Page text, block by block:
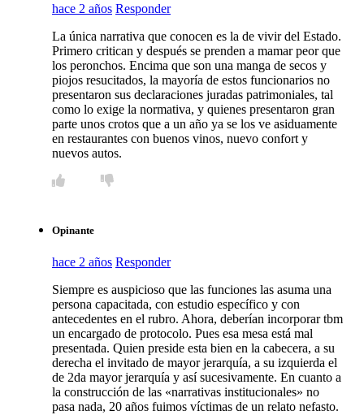
hace 2 años Responder
La única narrativa que conocen es la de vivir del Estado.
Primero critican y después se prenden a mamar peor que
los peronchos. Encima que son una manga de secos y
piojos resucitados, la mayoría de estos funcionarios no
presentaron sus declaraciones juradas patrimoniales, tal
como lo exige la normativa, y quienes presentaron gran
parte unos crotos que a un año ya se los ve asiduamente
en restaurantes con buenos vinos, nuevo confort y
nuevos autos.
Opinante
hace 2 años Responder
Siempre es auspicioso que las funciones las asuma una
persona capacitada, con estudio específico y con
antecedentes en el rubro. Ahora, deberían incorporar tbm
un encargado de protocolo. Pues esa mesa está mal
presentada. Quien preside esta bien en la cabecera, a su
derecha el invitado de mayor jerarquía, a su izquierda el
de 2da mayor jerarquía y así sucesivamente. En cuanto a
la construcción de las «narrativas institucionales» no
pasa nada, 20 años fuimos víctimas de un relato nefasto.